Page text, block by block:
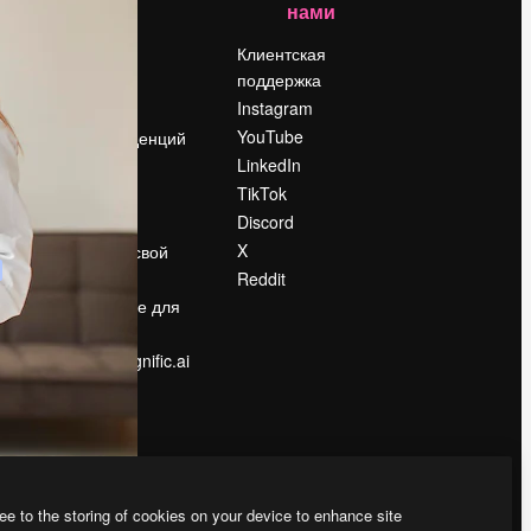
Поиск тенденций
Slidesgo
Продайте свой
Помещение для
Ищете magnific.ai
нами
Клиентская
поддержка
Instagram
YouTube
LinkedIn
TikTok
Discord
X
Reddit
to the storing of cookies on your device to enhance site